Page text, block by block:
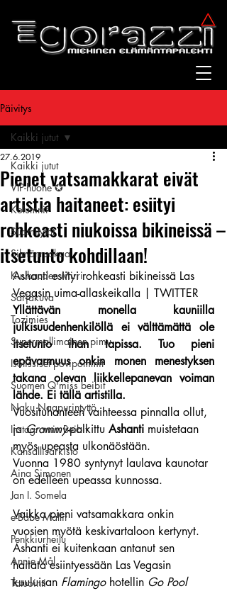
Päivitys
Kaikki jutut
VIP-huone ✪
Kolumnit
Suomitytöt
Silmänruokaa
Kuukauden Mirri
Sarjakuva
Tozimies
Supermallimainen pimu
Isotissiset povipommit
Suomen Q'miss beibit
Naku Naapurintyttö
Instagramin Beibit
Kansallisarkisto
Aina Simonen
Jan I. Somela
e-Babe Mallit
Penkkiurheilu
Annie Mål
Tatuointi
Kaikki jutut
Pienet vatsamakkarat eivät
artistia haitaneet: esiityi
rohkeasti niukoissa bikineissä –
itsetunto kohdillaan!
27.6.2019
Ashanti esiityi rohkeasti bikineissä Las
Vegasin uima-allaskeikalla | TWITTER
Yllättävän monella kauniilla
julkisuudenhenkilöllä ei välttämättä ole
itsetunto ihan tapissa. Tuo pieni
epävarmuus onkin monen menestyksen
takana olevan liikkellepanevan voiman
lähde. Ei tällä artistilla.
Vuosituhanteen vaihteessa pinnalla ollut,
ja Grammy-palkittu Ashanti muistetaan
myös upeasta ulkonäöstään.
Vuonna 1980 syntynyt laulava kaunotar
on edelleen upeassa kunnossa.
Vaikka pieni vatsamakkara onkin
vuosien myötä keskivartaloon kertynyt.
Ashanti ei kuitenkaan antanut sen
haitata esiintyessään Las Vegasin
kuuluisan Flamingo hotellin Go Pool